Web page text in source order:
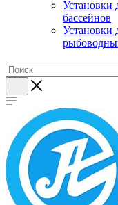
Установки
бассейнов
Установки